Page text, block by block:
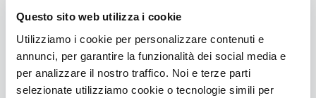
Questo sito web utilizza i cookie
Utilizziamo i cookie per personalizzare contenuti e
annunci, per garantire la funzionalità dei social media e
per analizzare il nostro traffico. Noi e terze parti
selezionate utilizziamo cookie o tecnologie simili per
Ti compatisso…» e l’am dasè cumiè!
Il cameriere disoccupato
La mia padrona prima d’andare a letto / si levò la
parrucca e la dentiera, / il culo di capecchio e i